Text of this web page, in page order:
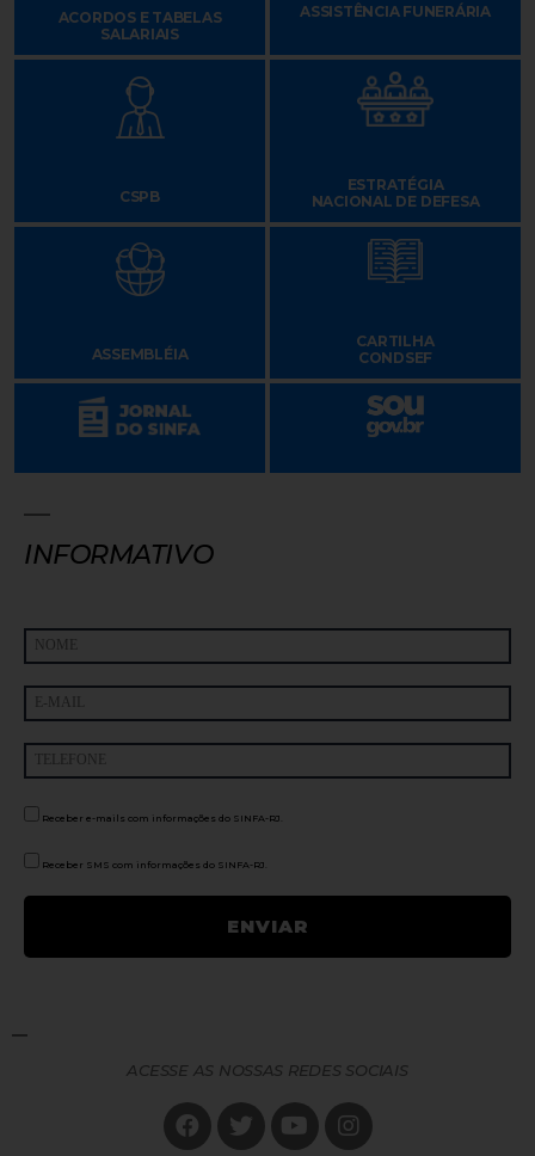
ACORDOS E TABELAS
SALARIAIS
ASSISTÊNCIA FUNERÁRIA
CSPB
ESTRATÉGIA
NACIONAL DE DEFESA
ASSEMBLÉIA
CARTILHA
CONDSEF
INFORMATIVO
Receber e-mails com informações do SINFA-RJ.
Receber SMS com informações do SINFA-RJ.
ACESSE AS NOSSAS REDES SOCIAIS